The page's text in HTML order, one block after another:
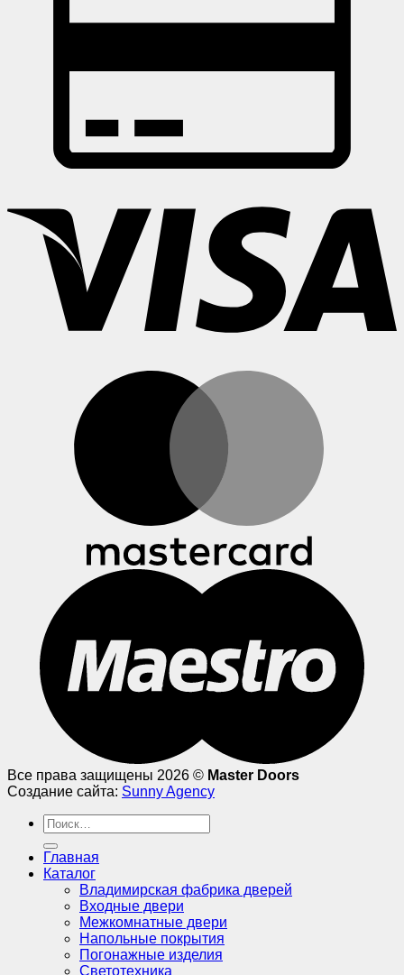
Все права защищены 2026 © Master Doors
Создание сайта: Sunny Agency
Искать:
Главная
Каталог
Владимирская фабрика дверей
Входные двери
Межкомнатные двери
Напольные покрытия
Погонажные изделия
Светотехника